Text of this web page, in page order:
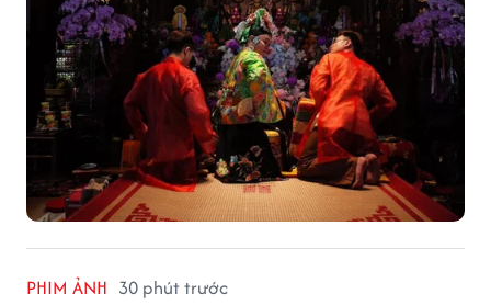
PHIM ẢNH 30 phút trước